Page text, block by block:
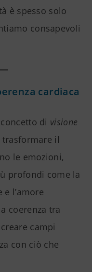
è spesso solo
consapevoli
cardiaca
di visione
il
le emozioni,
profondi come la
l’amore
coerenza tra
campi
con ciò che